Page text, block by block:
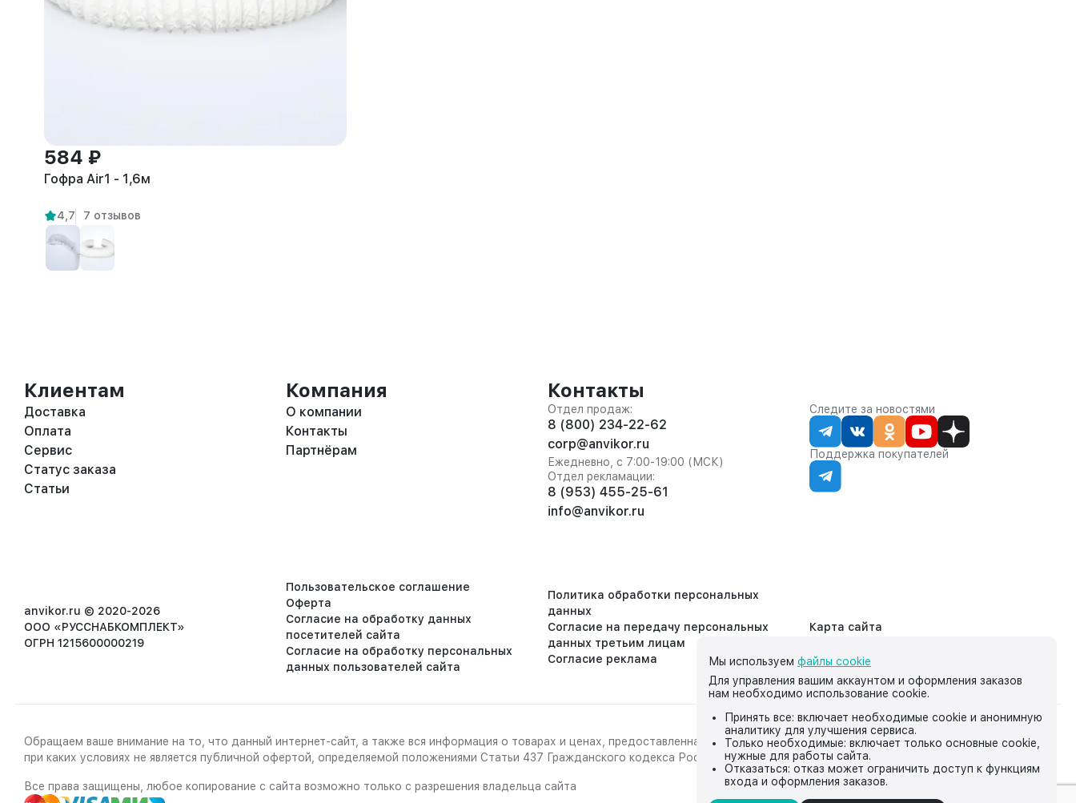
584 ₽
Гофра Air1 - 1,6м
4,7 7 отзывов
Клиентам
Доставка
Оплата
Сервис
Статус заказа
Статьи
Компания
О компании
Контакты
Партнёрам
Контакты
Отдел продаж:
8 (800) 234-22-62
corp@anvikor.ru
Ежедневно, с 7:00-19:00 (МСК)
Отдел рекламации:
8 (953) 455-25-61
info@anvikor.ru
Следите за новостями
Поддержка покупателей
anvikor.ru © 2020-2026
ООО «РУССНАБКОМПЛЕКТ»
ОГРН 1215600000219
Пользовательское соглашение
Оферта
Согласие на обработку данных
посетителей сайта
Согласие на обработку персональных
данных пользователей сайта
Политика обработки персональных
данных
Согласие на передачу персональных
данных третьим лицам
Согласие реклама
Карта сайта
Обращаем ваше внимание на то, что данный интернет-сайт, а также вся информация о товарах и ценах, предоставленная на нём, носит исключительно информационный характер и ни
при каких условиях не является публичной офертой, определяемой положениями Статьи 437 Гражданского кодекса Российской Федерации.
Все права защищены, любое копирование с сайта возможно только с разрешения владельца сайта
Мы используем файлы cookie
Для управления вашим аккаунтом и оформления заказов
нам необходимо использование cookie.
Принять все: включает необходимые cookie и анонимную
аналитику для улучшения сервиса.
Только необходимые: включает только основные cookie,
нужные для работы сайта.
Отказаться: отказ может ограничить доступ к функциям
входа и оформления заказов.